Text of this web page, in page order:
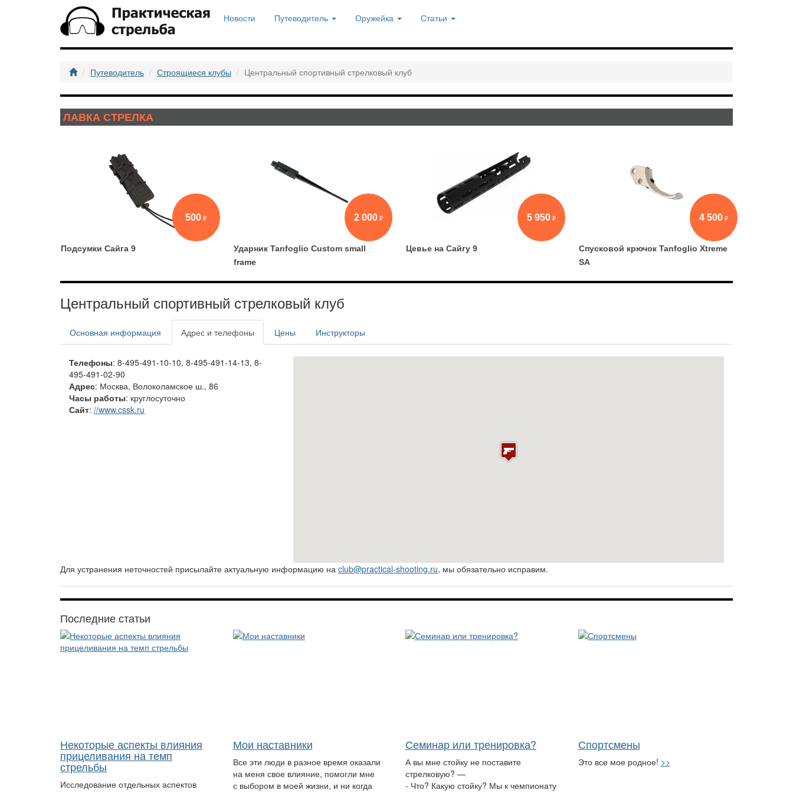
Новости Путеводитель Оружейка Статьи
Путеводитель Строящиеся клубы Центральный спортивный стрелковый клуб
ЛАВКА СТРЕЛКА
500
Подсумки Сайга 9
2 000
Ударник Tanfoglio Custom small
frame
5 950
Цевье на Сайгу 9
4 500
Спусковой крючок Tanfoglio Xtreme
SA
Центральный спортивный стрелковый клуб
Основная информация Адрес и телефоны Цены Инструкторы
Телефоны: 8-495-491-10-10, 8-495-491-14-13, 8-
495-491-02-90
Адрес: Москва, Волоколамское ш., 86
Часы работы: круглосуточно
Сайт: //www.cssk.ru
Для устранения неточностей присылайте актуальную информацию на club@practical-shooting.ru, мы обязательно исправим.
Последние статьи
Некоторые аспекты влияния
прицеливания на темп
стрельбы
Исследование отдельных аспектов
Мои наставники
Все эти люди в разное время оказали
на меня свое влияние, помогли мне
с выбором в моей жизни, и ни когда
Семинар или тренировка?
А вы мне стойку не поставите
стрелковую? —
- Что? Какую стойку? Мы к чемпионату
Спортсмены
Это все мое родное! >>